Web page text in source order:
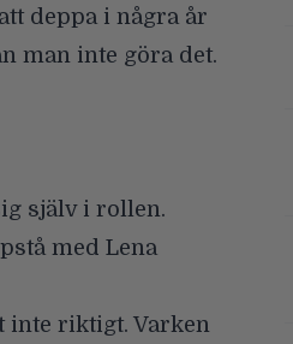
deppa i några år
man inte göra det.
själv i rollen.
med Lena
inte riktigt. Varken